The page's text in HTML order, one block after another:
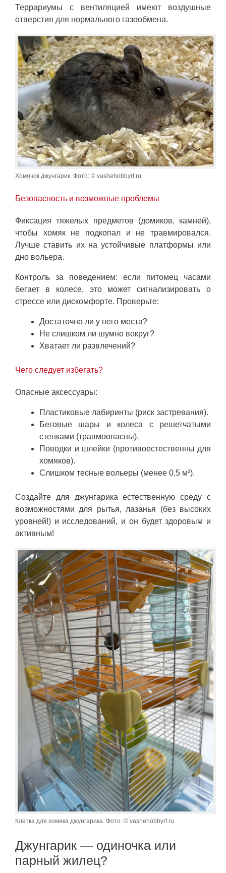
Террариумы с вентиляцией имеют воздушные
отверстия для нормального газообмена.
Хомячок джунгарик. Фото: © vashehobbyrf.ru
Безопасность и возможные проблемы
Фиксация тяжелых предметов (домиков, камней),
чтобы хомяк не подкопал и не травмировался.
Лучше ставить их на устойчивые платформы или
дно вольера.
Контроль за поведением: если питомец часами
бегает в колесе, это может сигнализировать о
стрессе или дискомфорте. Проверьте:
Достаточно ли у него места?
Не слишком ли шумно вокруг?
Хватает ли развлечений?
Чего следует избегать?
Опасные аксессуары:
Пластиковые лабиринты (риск застревания).
Беговые шары и колеса с решетчатыми
стенками (травмоопасны).
Поводки и шлейки (противоестественны для
хомяков).
Слишком тесные вольеры (менее 0,5 м²).
Создайте для джунгарика естественную среду с
возможностями для рытья, лазанья (без высоких
уровней!) и исследований, и он будет здоровым и
активным!
Клетка для хомяка джунгарика. Фото: © vashehobbyrf.ru
Джунгарик — одиночка или
парный жилец?